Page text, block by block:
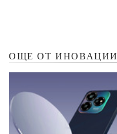
ОЩЕ ОТ ИНОВАЦИИ